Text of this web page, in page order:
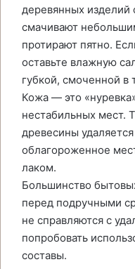
деревянных изделий
смачивают
протирают пятно.
оставьте влажную
губкой, смоченной
Кожа — это
нестабильных мест.
древесины
облагороженное
лаком.
Большинство
перед подручными
не справляются с
попробовать
составы.